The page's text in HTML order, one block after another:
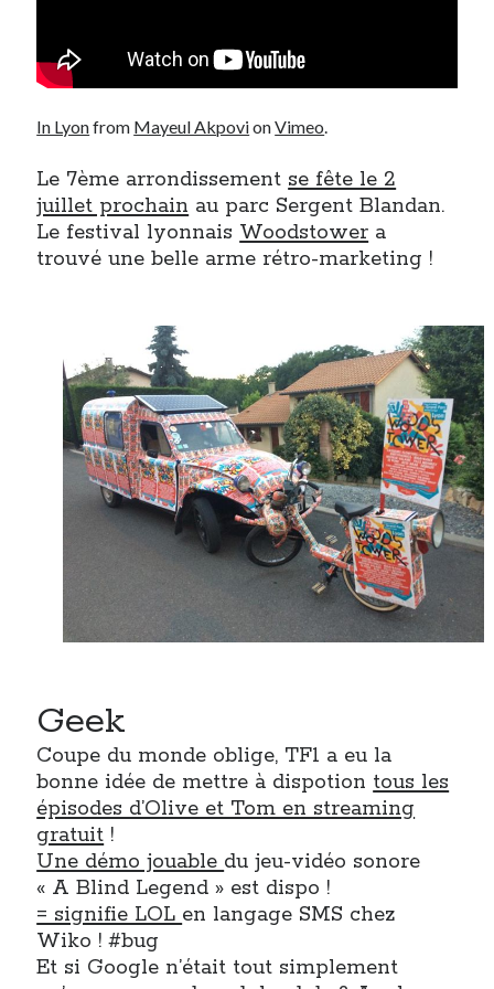
Proust
Sons
Tavukoi
In Lyonfrom Mayeul AkpovionVimeo.
Le 7ème arrondissement se fête le 2
juillet prochain au parc Sergent Blandan.
Le festival lyonnais Woodstower a
trouvé une belle arme rétro-marketing !
Geek
Coupe du monde oblige, TF1 a eu la
bonne idée de mettre à dispotion tous les
épisodes d’Olive et Tom en streaming
gratuit !
Une démo jouable du jeu-vidéo sonore
« A Blind Legend » est dispo !
= signifie LOL en langage SMS chez
Wiko ! #bug
Et si Google n’était tout simplement